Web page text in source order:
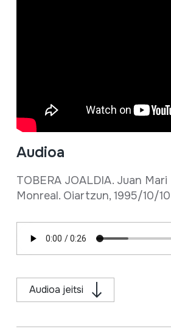
Audioa
TOBERA JOALDIA. Juan
Monreal. Oiartzun, 1995/10/10
Audioa jeitsi